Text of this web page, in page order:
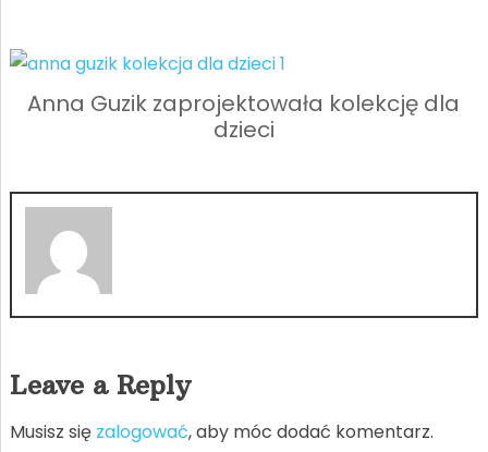
Anna Guzik zaprojektowała kolekcję dla
dzieci
Leave a Reply
Musisz się zalogować, aby móc dodać komentarz.